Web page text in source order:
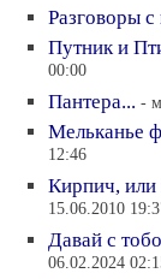
Разговоры
Путник и
00:00
Пантера... -
Мельканье
12:46
Кирпич, или
15.06.2010
Давай с
06.02.2024